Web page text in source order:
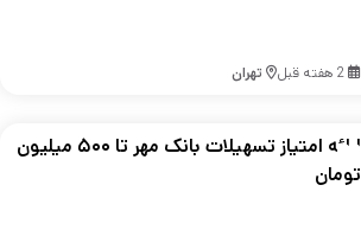
2 هفته قبل تهران
ارائه امتیاز تسهیلات بانک مهر تا ۵۰۰ میلیون
تومان